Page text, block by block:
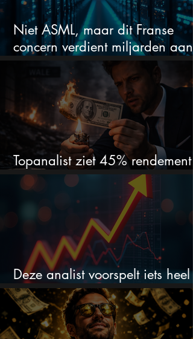
Niet ASML, maar dit Franse
concern verdient miljarden aan
de AI-boom
Topanalist ziet 45% rendement
voor dit vergeten aandeel
Deze analist voorspelt iets heel
belangrijks voor de S&P 500